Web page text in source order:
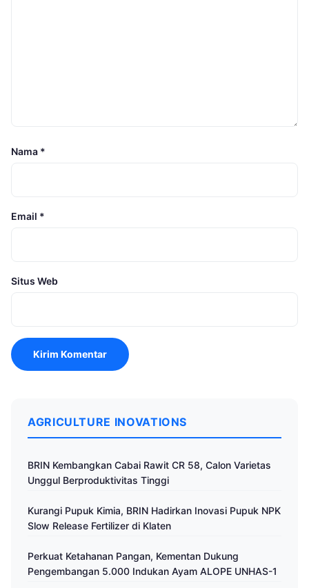
Nama *
Email *
Situs Web
AGRICULTURE INOVATIONS
BRIN Kembangkan Cabai Rawit CR 58, Calon Varietas
Unggul Berproduktivitas Tinggi
Kurangi Pupuk Kimia, BRIN Hadirkan Inovasi Pupuk NPK
Slow Release Fertilizer di Klaten
Perkuat Ketahanan Pangan, Kementan Dukung
Pengembangan 5.000 Indukan Ayam ALOPE UNHAS-1